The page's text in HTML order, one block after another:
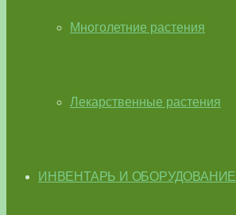
Многолетние растения
Лекарственные растения
ИНВЕНТАРЬ И ОБОРУДОВАНИЕ